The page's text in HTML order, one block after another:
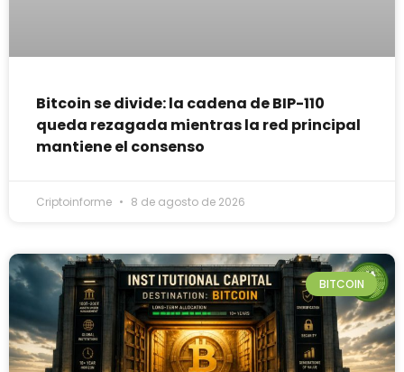
Bitcoin se divide: la cadena de BIP-110
queda rezagada mientras la red principal
mantiene el consenso
Criptoinforme 8 de agosto de 2026
BITCOIN